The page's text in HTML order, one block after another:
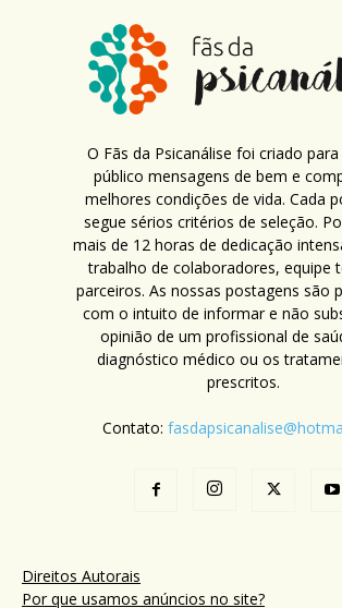
O Fãs da Psicanálise foi criado
público mensagens de bem e
melhores condições de vida. Cada
segue sérios critérios de seleção.
mais de 12 horas de dedicação
trabalho de colaboradores, equipe
parceiros. As nossas postagens são
com o intuito de informar e não
opinião de um profissional de
diagnóstico médico ou os
prescritos.
Contato:
Direitos Autorais
Por que usamos anúncios no site?